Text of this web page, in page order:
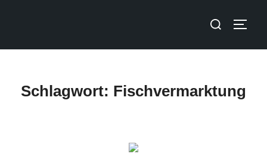
Schlagwort: Fischvermarktung